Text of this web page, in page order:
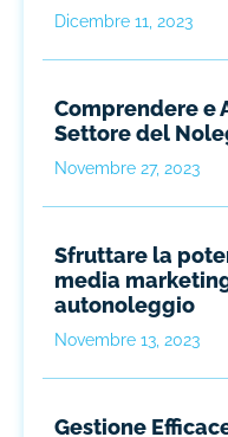
Dicembre 11, 2023
Comprendere e
Settore del
Novembre 27, 2023
Sfruttare la
media
autonoleggio
Novembre 13, 2023
Gestione